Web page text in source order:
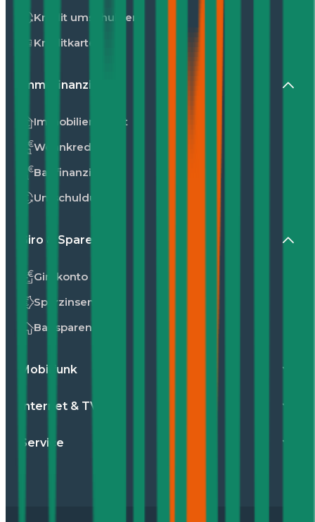
Kredit umschulden
Kreditkarte
Immofinanzierung
Immobilienkredit
Wohnkredit
Baufinanzierung
Umschuldung
Giro & Sparen
Girokonto
Sparzinsen
Bausparen
Mobilfunk
Internet & TV
Service